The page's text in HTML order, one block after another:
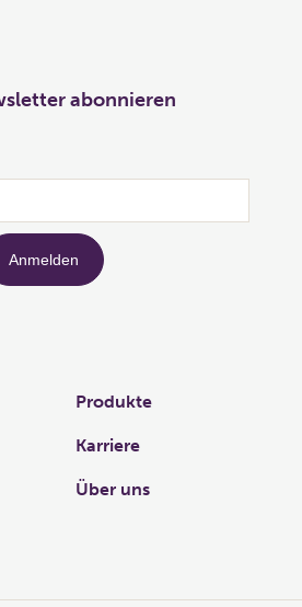
Produkte
Karriere
Über uns
abonnieren